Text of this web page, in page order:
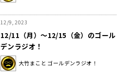
12/9, 2023
12/11（月）～12/15（金）のゴール
デンラジオ！
大竹まこと ゴールデンラジオ！